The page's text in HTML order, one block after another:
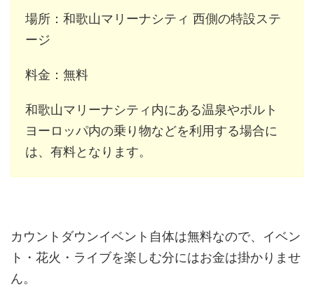
場所：和歌山マリーナシティ 西側の特設ステ
ージ
料金：無料
和歌山マリーナシティ内にある温泉やポルト
ヨーロッパ内の乗り物などを利用する場合に
は、有料となります。
カウントダウンイベント自体は無料なので、イベン
ト・花火・ライブを楽しむ分にはお金は掛かりませ
ん。